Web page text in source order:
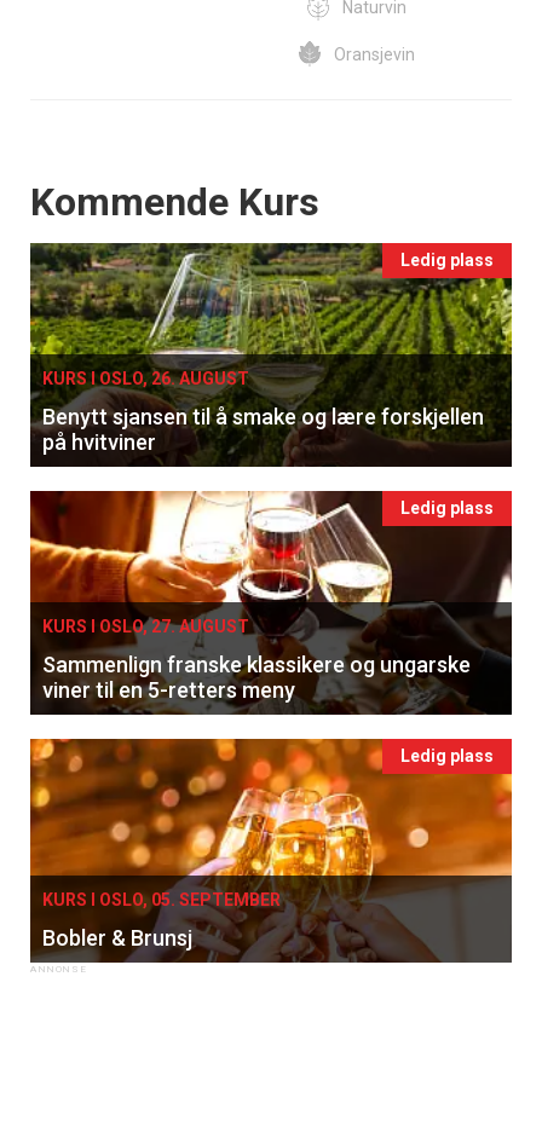
Naturvin
Oransjevin
Events
Kommende Kurs
Ledig plass
KURS I OSLO, 26. AUGUST
Benytt sjansen til å smake og lære forskjellen
på hvitviner
Ledig plass
KURS I OSLO, 27. AUGUST
Sammenlign franske klassikere og ungarske
viner til en 5-retters meny
Ledig plass
KURS I OSLO, 05. SEPTEMBER
Bobler & Brunsj